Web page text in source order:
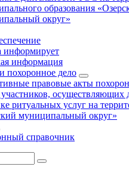
образования
округ»
информирует
информация
похоронное дело
правовые акты
участников, осуществляющих
ритуальных услуг на
муниципальный округ»
справочник